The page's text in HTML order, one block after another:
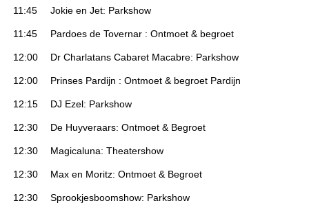
11:45 Jokie en Jet: Parkshow
11:45 Pardoes de Tovernar : Ontmoet & begroet
12:00 Dr Charlatans Cabaret Macabre: Parkshow
12:00 Prinses Pardijn : Ontmoet & begroet Pardijn
12:15 DJ Ezel: Parkshow
12:30 De Huyveraars: Ontmoet & Begroet
12:30 Magicaluna: Theatershow
12:30 Max en Moritz: Ontmoet & Begroet
12:30 Sprookjesboomshow: Parkshow